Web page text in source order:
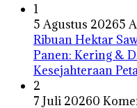
1
5 Agustus 20265
Ribuan Hektar
Panen: Kering &
Kesejahteraan
2
7 Juli 20260